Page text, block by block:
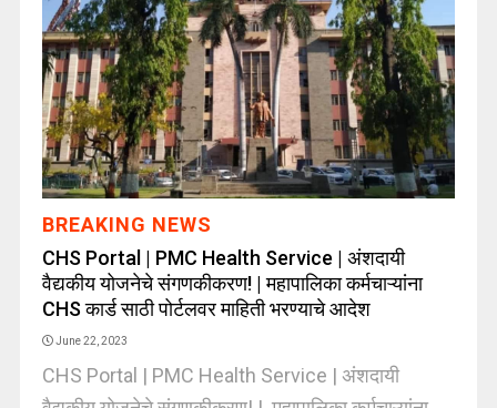
BREAKING NEWS
CHS Portal | PMC Health Service | अंशदायी
वैद्यकीय योजनेचे संगणकीकरण! | महापालिका कर्मचाऱ्यांना
CHS कार्ड साठी पोर्टलवर माहिती भरण्याचे आदेश
June 22, 2023
CHS Portal | PMC Health Service | अंशदायी